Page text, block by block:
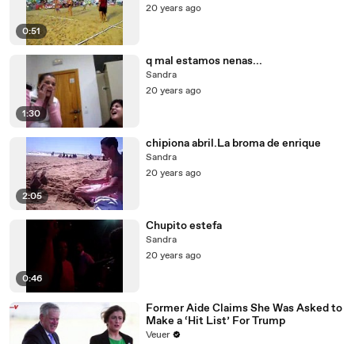
0:51
20 years ago
1:30
q mal estamos nenas...
Sandra
20 years ago
2:05
chipiona abril.La broma de enrique
Sandra
20 years ago
0:46
Chupito estefa
Sandra
20 years ago
Former Aide Claims She Was Asked to
Make a ‘Hit List’ For Trump
Veuer